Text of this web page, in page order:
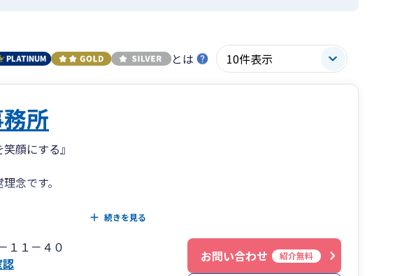
とは
所
顔にする』
念です。
・税務を通じて、
サポートをすることが、
。
続きを見る
１１－４０
お問い合わせ 紹介無料